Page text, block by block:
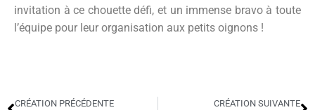
invitation à ce chouette défi, et un immense bravo à toute
l’équipe pour leur organisation aux petits oignons !
CRÉATION PRÉCÉDENTE CRÉATION SUIVANTE